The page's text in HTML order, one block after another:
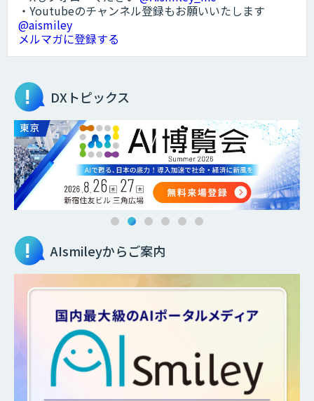
・Youtubeのチャンネル登録もお願いいたします
@aismiley
メルマガに登録する
DXトピックス
AIsmileyからご案内